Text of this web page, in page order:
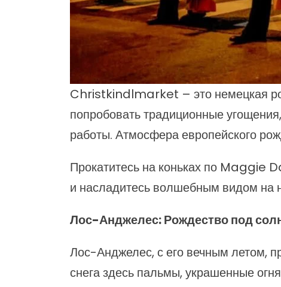
Christkindlmarket – это немецкая
попробовать традиционные
работы. Атмосфера европейского
Прокатитесь на коньках по Maggie
и насладитесь волшебным видом на
Лос-Анджелес: Рождество под
Лос-Анджелес, с его вечным летом,
снега здесь пальмы, украшенные